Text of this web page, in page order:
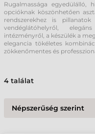
Rugalmassága egyedülálló,
opcióknak köszönhetően
rendszerekhez is
vendéglátóhelyről,
intézményről, a készülék a
elegancia tökéletes
zökkenőmentes és
4 találat